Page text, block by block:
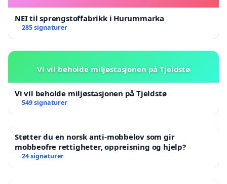
NEI til sprengstoffabrikk i Hurummarka
285 signaturer
Vi vil beholde miljøstasjonen på Tjeldstø
Vi vil beholde miljøstasjonen på Tjeldstø
549 signaturer
Støtter du en norsk anti-mobbelov som gir
mobbeofre rettigheter, oppreisning og hjelp?
24 signaturer